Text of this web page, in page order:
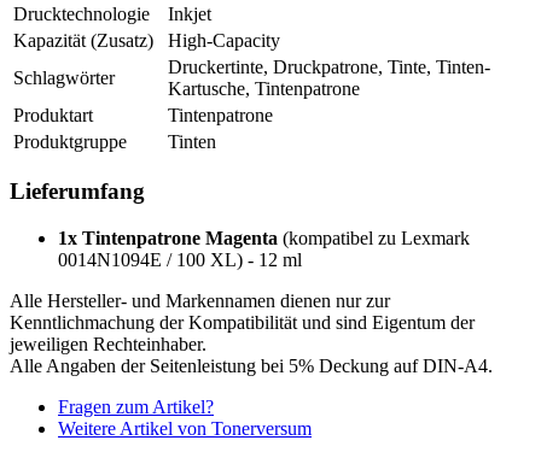
Drucktechnologie
Inkjet
Kapazität (Zusatz)
High-Capacity
Schlagwörter
Druckertinte, Druckpatrone, Tinte, Tinten-
Kartusche, Tintenpatrone
Produktart
Tintenpatrone
Produktgruppe
Tinten
Lieferumfang
1x Tintenpatrone Magenta (kompatibel zu Lexmark
0014N1094E / 100 XL) - 12 ml
Alle Hersteller- und Markennamen dienen nur zur
Kenntlichmachung der Kompatibilität und sind Eigentum der
jeweiligen Rechteinhaber.
Alle Angaben der Seitenleistung bei 5% Deckung auf DIN-A4.
Fragen zum Artikel?
Weitere Artikel von Tonerversum